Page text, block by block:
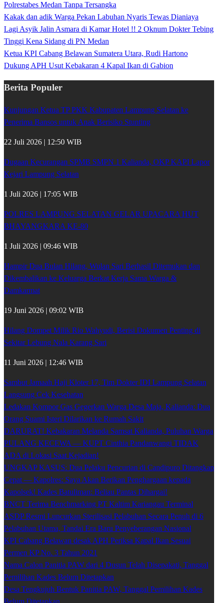
Polrestabes Medan Tanpa Tersangka
Kakak dan adik Warga Pekan Labuhan Nyaris Tewas Dianiaya
Lagi Asyik Jalin Asmara di Kamar Hotel !! 2 Oknum Dokter Tebing
Tinggi Kena Sidang di PN Medan
Ketua KPI Cabang Belawan Sumatera Utara, Rudi Hartono
Dukung APH Usut Kebakaran 4 Kapal Ikan di Gabion
Berita Populer
Kunjungan Ketua TP PKK Kabupaten Lampung Selatan ke
Penerima Bansos untuk Anak Berisiko Stunting
22 Juli 2026 | 12:50 WIB
Dugaan Kecurangan SPMB SMPN 1 Kalianda, OKP KAPI Lapor
Kejari Lampung Selatan
1 Juli 2026 | 17:05 WIB
POLRES LAMPUNG SELATAN GELAR UPACARA HUT
BHAYANGKARA KE-80
1 Juli 2026 | 09:46 WIB
Hampir Dua Bulan Hilang, Wulan Sari Berhasil Ditemukan dan
Dikembalikan ke Keluarga Berkat Kerja Sama Warga &
Damkarmat
19 Juni 2026 | 09:02 WIB
Hilang Dompet Milik Rio Wahyudi, Berisi Dokumen Penting di
Sekitar Lebung Nala Karang Sari
11 Juni 2026 | 12:46 WIB
Sambut Jamaah Haji Kloter 17, Tim Dokter IDI Lampung Selatan
Langsung Cek Kesehatan
Ledakan Kompor Gas Gegerkan Warga Desa Maja, Kalianda: Dua
Orang Suami Isteri Dilarikan ke Rumah Sakit
DARURAT! Kebakaran Melanda Samsat Kalianda, Puluhan Warga
PULANG KECEWA — KUPT Cinthia Pandanwangi TIDAK
ADA di Lokasi Saat Kejadian!
UNGKAP KASUS: Dua Pelaku Pencurian di Candipuro Ditangkap
Cepat — Kapolres: Saya Akan Berikan Penghargaan kepada
Kapolsek! Kades Batuliman: Beliau Pantas Dihargai!
BNCT Terima Benchmarking PT Kaltim Kariangau Terminal
ASDP Resmi Luncurkan Sterilisasi Pelabuhan Secara Penuh di 6
Pelabuhan Utama, Tandai Era Baru Penyeberangan Nasional
KPI Cabang Belawan desak APH Periksa Kapal Ikan Sesuai
Permen KP No. 3 Tahun 2021
Nama Calon Panitia PAW dari 4 Dusun Telah Disepakati, Tanggal
Pemilihan Kades Belum Ditetapkan
Desa Tengkujuh Bentuk Panitia PAW, Tanggal Pemilihan Kades